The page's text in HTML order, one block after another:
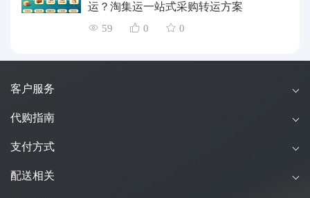
运？淘集运一站式采购转运方案
59 0 0
客户服务
代购指南
支付方式
配送相关